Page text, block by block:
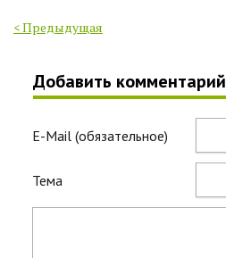
< Предыдущая
Добавить комментарий
E-Mail (обязательное)
Тема